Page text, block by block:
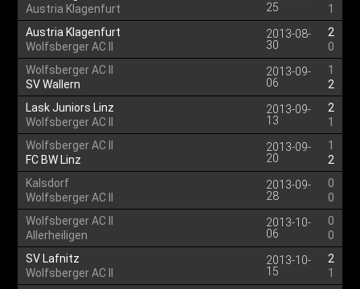
Austria Klagenfurt
25
1
Austria Klagenfurt
Wolfsberger AC II
2013-08-
30
2
0
Wolfsberger AC II
SV Wallern
2013-09-
06
1
2
Lask Juniors Linz
Wolfsberger AC II
2013-09-
13
2
1
Wolfsberger AC II
FC BW Linz
2013-09-
20
1
2
Kalsdorf
Wolfsberger AC II
2013-09-
28
0
0
Wolfsberger AC II
Allerheiligen
2013-10-
06
0
0
SV Lafnitz
Wolfsberger AC II
2013-10-
15
2
1